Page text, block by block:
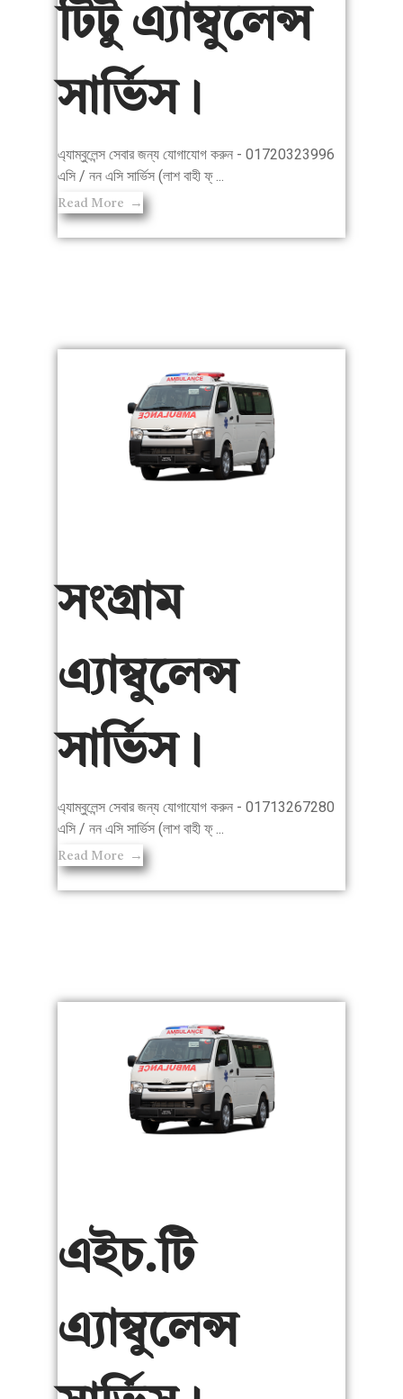
টিটু এ্যাম্বুলেন্স
সার্ভিস।
এ্যাম্বুলেন্স সেবার জন্য যোগাযোগ করুন - 01720323996
এসি / নন এসি সার্ভিস (লাশ বাহী ফ্ ...
Read More
সংগ্রাম
এ্যাম্বুলেন্স
সার্ভিস।
এ্যাম্বুলেন্স সেবার জন্য যোগাযোগ করুন - 01713267280
এসি / নন এসি সার্ভিস (লাশ বাহী ফ্ ...
Read More
এইচ.টি
এ্যাম্বুলেন্স